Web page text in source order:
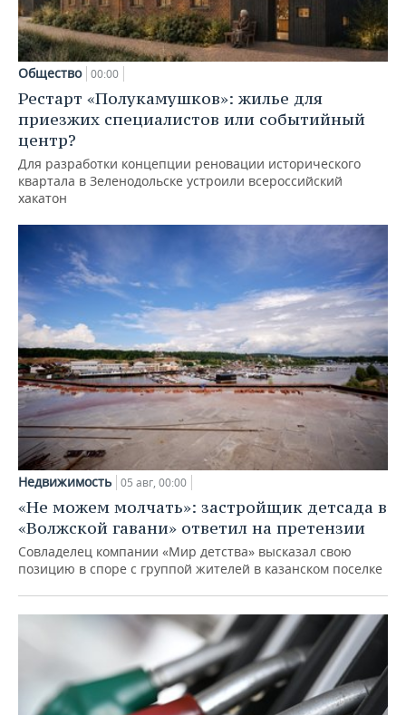
Общество 00:00
Рестарт «Полукамушков»: жилье для
приезжих специалистов или событийный
центр?
Для разработки концепции реновации исторического
квартала в Зеленодольске устроили всероссийский
хакатон
Недвижимость 05 авг, 00:00
«Не можем молчать»: застройщик детсада в
«Волжской гавани» ответил на претензии
Совладелец компании «Мир детства» высказал свою
позицию в споре с группой жителей в казанском поселке